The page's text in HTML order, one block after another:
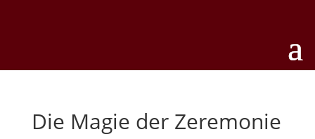
Die Magie der Zeremonie